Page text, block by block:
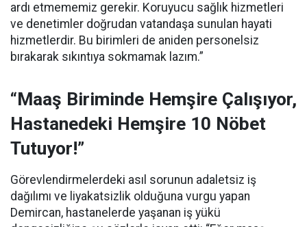
ardı etmememiz gerekir. Koruyucu sağlık hizmetleri
ve denetimler doğrudan vatandaşa sunulan hayati
hizmetlerdir. Bu birimleri de aniden personelsiz
bırakarak sıkıntıya sokmamak lazım.”
“Maaş Biriminde Hemşire Çalışıyor,
Hastanedeki Hemşire 10 Nöbet
Tutuyor!”
Görevlendirmelerdeki asıl sorunun adaletsiz iş
dağılımı ve liyakatsizlik olduğuna vurgu yapan
Demircan, hastanelerde yaşanan iş yükü